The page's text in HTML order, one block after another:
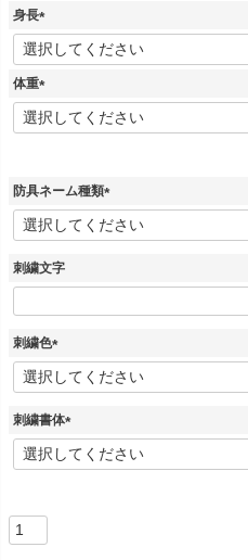
身長
(
必
須
体重
(
必
防具ネーム種類
(
必
刺繍文字
刺繍色
(
必
)
刺繍書体
(
必